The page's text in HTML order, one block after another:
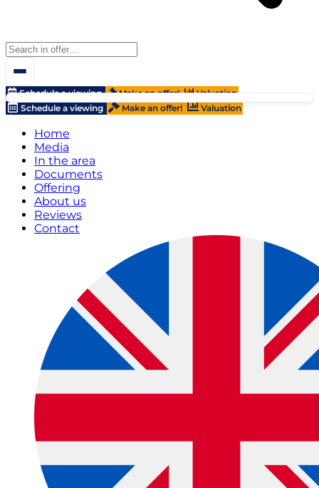
Schedule a viewing Make an offer!
Valuation
Schedule a viewing
Make an offer! Valuation
Home
Media
In the area
Documents
Offering
About us
Reviews
Contact